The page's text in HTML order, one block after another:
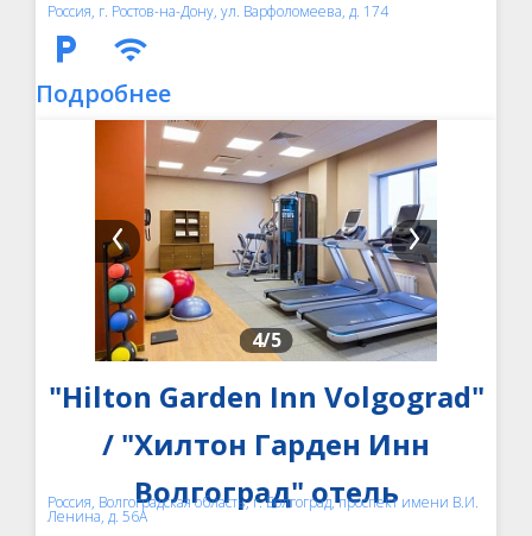
Россия, г. Ростов-на-Дону, ул. Варфоломеева, д. 174
Подробнее
4/5
"Hilton Garden Inn Volgograd"
/ "Хилтон Гарден Инн
Волгоград" отель
Россия, Волгоградская область, г. Волгоград, проспект имени В.И.
Ленина, д. 56А